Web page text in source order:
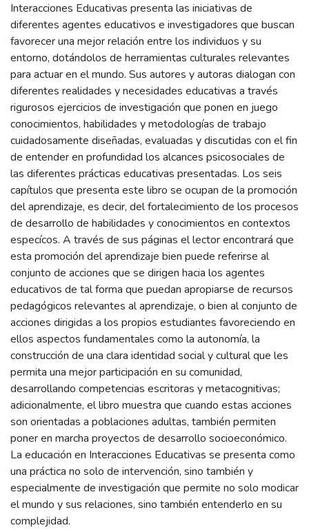
Interacciones Educativas presenta las iniciativas de
diferentes agentes educativos e investigadores que buscan
favorecer una mejor relación entre los individuos y su
entorno, dotándolos de herramientas culturales relevantes
para actuar en el mundo. Sus autores y autoras dialogan con
diferentes realidades y necesidades educativas a través
rigurosos ejercicios de investigación que ponen en juego
conocimientos, habilidades y metodologías de trabajo
cuidadosamente diseñadas, evaluadas y discutidas con el fin
de entender en profundidad los alcances psicosociales de
las diferentes prácticas educativas presentadas. Los seis
capítulos que presenta este libro se ocupan de la promoción
del aprendizaje, es decir, del fortalecimiento de los procesos
de desarrollo de habilidades y conocimientos en contextos
especícos. A través de sus páginas el lector encontrará que
esta promoción del aprendizaje bien puede referirse al
conjunto de acciones que se dirigen hacia los agentes
educativos de tal forma que puedan apropiarse de recursos
pedagógicos relevantes al aprendizaje, o bien al conjunto de
acciones dirigidas a los propios estudiantes favoreciendo en
ellos aspectos fundamentales como la autonomía, la
construcción de una clara identidad social y cultural que les
permita una mejor participación en su comunidad,
desarrollando competencias escritoras y metacognitivas;
adicionalmente, el libro muestra que cuando estas acciones
son orientadas a poblaciones adultas, también permiten
poner en marcha proyectos de desarrollo socioeconómico.
La educación en Interacciones Educativas se presenta como
una práctica no solo de intervención, sino también y
especialmente de investigación que permite no solo modicar
el mundo y sus relaciones, sino también entenderlo en su
complejidad.